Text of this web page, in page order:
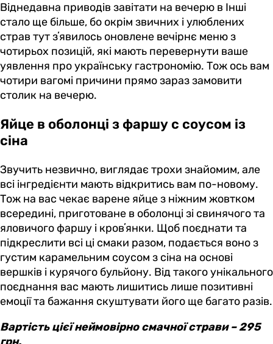
Віднедавна приводів завітати на вечерю в Інші
стало ще більше, бо окрім звичних і улюблених
страв тут зʼявилось оновлене вечірнє меню з
чотирьох позицій, які мають перевернути ваше
уявлення про українську гастрономію. Тож ось вам
чотири вагомі причини прямо зараз замовити
столик на вечерю.
Яйце в оболонці з фаршу с соусом із
сіна
Звучить незвично, виглядає трохи знайомим, але
всі інгредієнти мають відкритись вам по-новому.
Тож на вас чекає варене яйце з ніжним жовтком
всередині, приготоване в оболонці зі свинячого та
яловичого фаршу і кровʼянки. Щоб поєднати та
підкреслити всі ці смаки разом, подається воно з
густим карамельним соусом з сіна на основі
вершків і курячого бульйону. Від такого унікального
поєднання вас мають лишитись лише позитивні
емоції та бажання скуштувати його ще багато разів.
Вартість цієї неймовірно смачної страви – 295